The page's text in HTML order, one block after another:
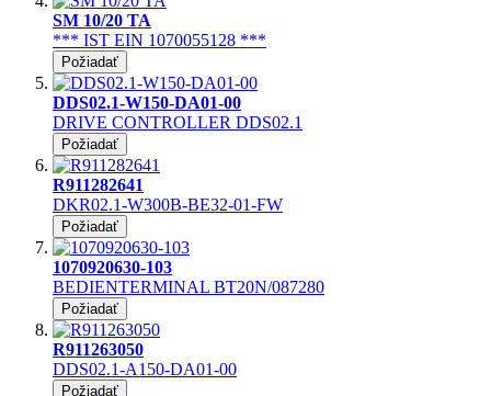
SM 10/20 TA
*** IST EIN 1070055128 ***
Požiadať
DDS02.1-W150-DA01-00
DRIVE CONTROLLER DDS02.1
Požiadať
R911282641
DKR02.1-W300B-BE32-01-FW
Požiadať
1070920630-103
BEDIENTERMINAL BT20N/087280
Požiadať
R911263050
DDS02.1-A150-DA01-00
Požiadať